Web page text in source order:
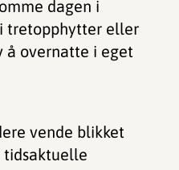
dagen i
tretopphytter eller
å overnatte i eget
vende blikket
tidsaktuelle